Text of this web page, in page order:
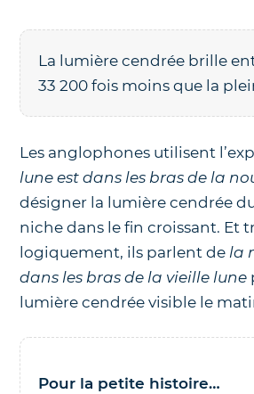
La lumière cendrée brille
33 200 fois moins que la
Les anglophones utilisent
lune est dans les bras de la
désigner la lumière cendrée
niche dans le fin croissant. Et
logiquement, ils parlent de la
dans les bras de la vieille lune
lumière cendrée visible le
Pour la petite histoire…